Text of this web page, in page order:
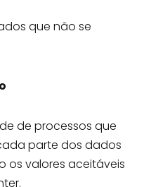
que não se
de processos que
parte dos dados
os valores aceitáveis